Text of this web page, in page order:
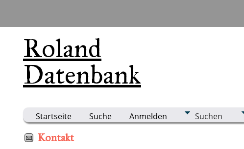
Roland
Datenbank
Startseite Suche Anmelden Suchen
Kontakt